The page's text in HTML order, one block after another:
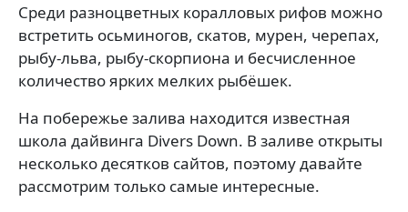
Среди разноцветных коралловых рифов можно
встретить осьминогов, скатов, мурен, черепах,
рыбу-льва, рыбу-скорпиона и бесчисленное
количество ярких мелких рыбёшек.
На побережье залива находится известная
школа дайвинга Divers Down. В заливе открыты
несколько десятков сайтов, поэтому давайте
рассмотрим только самые интересные.